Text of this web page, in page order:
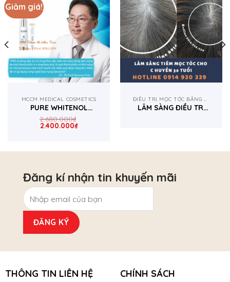
Giảm giá!
MCCM MEDICAL COSMETICS
PURE WHITENOL
SERUM ĐẶC TRỊ NÁM
2.680.000₫
2.400.000₫
LÂM SÀNG ĐIỀU TRỊ
Đăng kí nhận tin khuyến mãi
THÔNG TIN LIÊN HỆ CHÍNH SÁCH